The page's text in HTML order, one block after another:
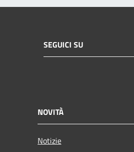
SEGUICI SU
NOVITÀ
Notizie